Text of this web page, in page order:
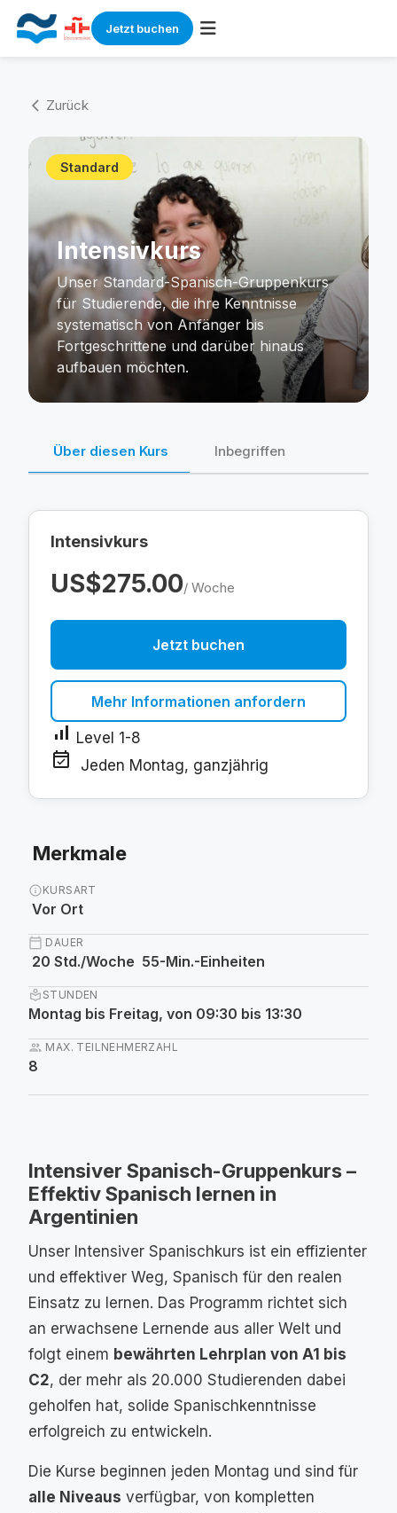
Jetzt buchen
content
arrow_back_ios Zurück
Standard
Intensivkurs
Unser Standard-Spanisch-Gruppenkurs
für Studierende, die ihre Kenntnisse
systematisch von Anfänger bis
Fortgeschrittene und darüber hinaus
aufbauen möchten.
Über diesen Kurs Inbegriffen
Merkmale
infoKURSART
Vor Ort
calendar_today DAUER
20 Std./Woche 55-Min.-Einheiten
local_library STUNDEN
Montag bis Freitag, von 09:30 bis 13:30
group MAX. TEILNEHMERZAHL
8
Intensiver Spanisch-Gruppenkurs –
Effektiv Spanisch lernen in
Argentinien
Unser Intensiver Spanischkurs ist ein effizienter
und effektiver Weg, Spanisch für den realen
Einsatz zu lernen. Das Programm richtet sich
an erwachsene Lernende aus aller Welt und
folgt einem bewährten Lehrplan von A1 bis
C2, der mehr als 20.000 Studierenden dabei
geholfen hat, solide Spanischkenntnisse
erfolgreich zu entwickeln.
Die Kurse beginnen jeden Montag und sind für
alle Niveaus verfügbar, von kompletten
Intensivkurs
US$275.00/ Woche
Jetzt buchen
Mehr Informationen anfordern
signal_cellular_alt Level 1-8
event_available Jeden Montag, ganzjährig